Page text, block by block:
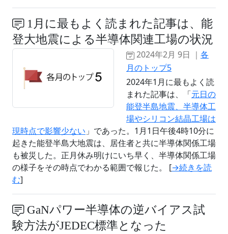
1月に最もよく読まれた記事は、能
登大地震による半導体関連工場の状況
2024年2月 9日 ｜ 各
月のトップ5
2024年1月に最もよく読
まれた記事は、「元日の
能登半島地震、半導体工
場やシリコン結晶工場は
現時点で影響少ない 」であった。1月1日午後4時10分に
起きた能登半島大地震は、居住者と共に半導体関係工場
も被災した。正月休み明けにいち早く、半導体関係工場
の様子をその時点でわかる範囲で報じた。 [→続きを読
む]
GaNパワー半導体の逆バイアス試
験方法がJEDEC標準となった